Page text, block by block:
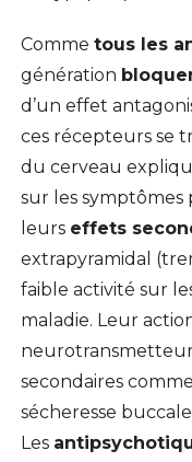
Comme tous les
génération
d’un effet
ces récepteurs se
du cerveau
sur les
leurs effets
extrapyramidal
faible activité sur
maladie. Leur
secondaires
sécheresse
Les